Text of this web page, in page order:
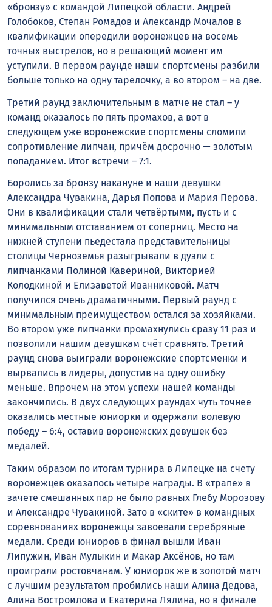
«бронзу» с командой Липецкой области. Андрей
Голобоков, Степан Ромадов и Александр Мочалов в
квалификации опередили воронежцев на восемь
точных выстрелов, но в решающий момент им
уступили. В первом раунде наши спортсмены разбили
больше только на одну тарелочку, а во втором – на две.
Третий раунд заключительным в матче не стал – у
команд оказалось по пять промахов, а вот в
следующем уже воронежские спортсмены сломили
сопротивление липчан, причём досрочно — золотым
попаданием. Итог встречи – 7:1.
Боролись за бронзу накануне и наши девушки
Александра Чувакина, Дарья Попова и Мария Перова.
Они в квалификации стали четвёртыми, пусть и с
минимальным отставанием от соперниц. Место на
нижней ступени пьедестала представительницы
столицы Черноземья разыгрывали в дуэли с
липчанками Полиной Кавериной, Викторией
Колодкиной и Елизаветой Иванниковой. Матч
получился очень драматичными. Первый раунд с
минимальным преимуществом остался за хозяйками.
Во втором уже липчанки промахнулись сразу 11 раз и
позволили нашим девушкам счёт сравнять. Третий
раунд снова выиграли воронежские спортсменки и
вырвались в лидеры, допустив на одну ошибку
меньше. Впрочем на этом успехи нашей команды
закончились. В двух следующих раундах чуть точнее
оказались местные юниорки и одержали волевую
победу – 6:4, оставив воронежских девушек без
медалей.
Таким образом по итогам турнира в Липецке на счету
воронежцев оказалось четыре награды. В «трапе» в
зачете смешанных пар не было равных Глебу Морозову
и Александре Чувакиной. Зато в «ските» в командных
соревнованиях воронежцы завоевали серебряные
медали. Среди юниоров в финал вышли Иван
Липужин, Иван Мулыкин и Макар Аксёнов, но там
проиграли ростовчанам. У юниорок же в золотой матч
с лучшим результатом пробились наши Алина Дедова,
Алина Востроилова и Екатерина Лялина, но в финале